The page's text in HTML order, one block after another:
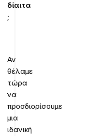
δίαιτα
;
Αν
θέλαμε
τώρα
να
προσδιορίσουμε
μια
ιδανική